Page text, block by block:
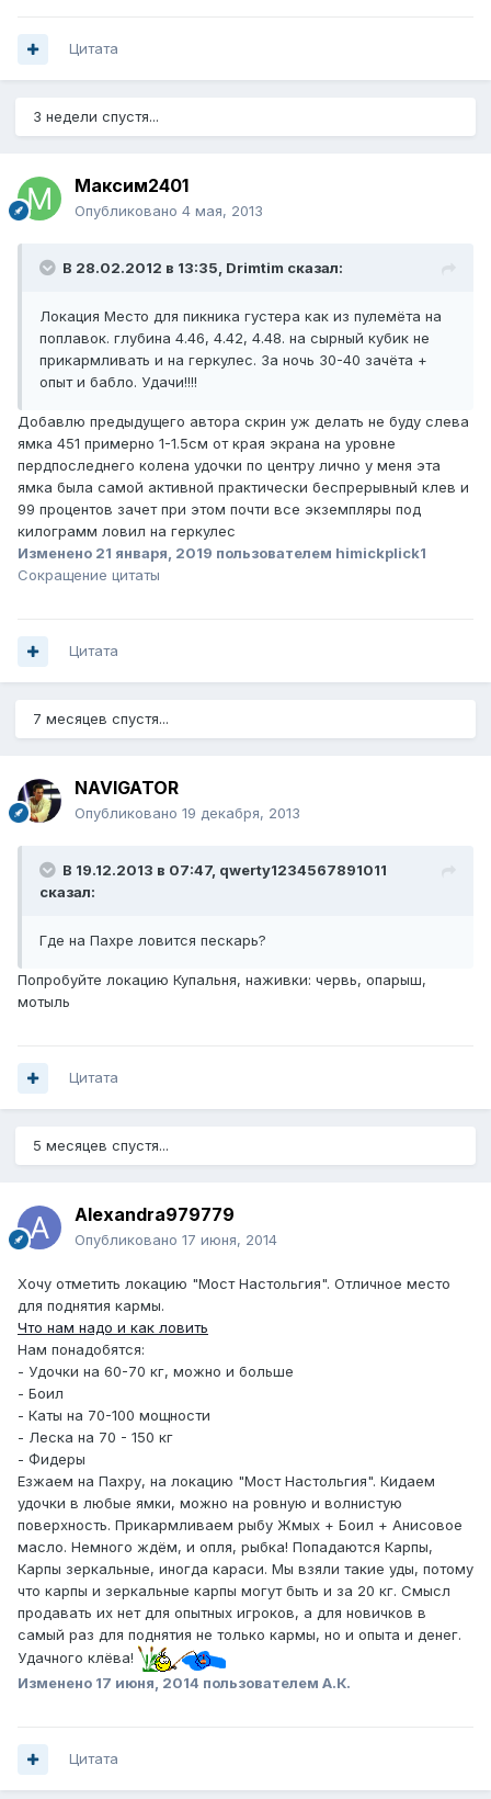
Цитата
3 недели спустя...
Максим2401
Опубликовано 4 мая, 2013
В 28.02.2012 в 13:35, Drimtim сказал:
Локация Место для пикника густера как из пулемёта на
поплавок. глубина 4.46, 4.42, 4.48. на сырный кубик не
прикармливать и на геркулес. За ночь 30-40 зачёта +
опыт и бабло. Удачи!!!!
Добавлю предыдущего автора скрин уж делать не буду слева
ямка 451 примерно 1-1.5см от края экрана на уровне
пердпоследнего колена удочки по центру лично у меня эта
ямка была самой активной практически беспрерывный клев и
99 процентов зачет при этом почти все экземпляры под
килограмм ловил на геркулес
Изменено 21 января, 2019 пользователем himickplick1
Сокращение цитаты
Цитата
7 месяцев спустя...
NAVIGATOR
Опубликовано 19 декабря, 2013
В 19.12.2013 в 07:47, qwerty1234567891011
сказал:
Где на Пахре ловится пескарь?
Попробуйте локацию Купальня, наживки: червь, опарыш,
мотыль
Цитата
5 месяцев спустя...
Alexandra979779
Опубликовано 17 июня, 2014
Хочу отметить локацию "Мост Настольгия". Отличное место
для поднятия кармы.
Что нам надо и как ловить
Нам понадобятся:
- Удочки на 60-70 кг, можно и больше
- Боил
- Каты на 70-100 мощности
- Леска на 70 - 150 кг
- Фидеры
Езжаем на Пахру, на локацию "Мост Настольгия". Кидаем
удочки в любые ямки, можно на ровную и волнистую
поверхность. Прикармливаем рыбу Жмых + Боил + Анисовое
масло. Немного ждём, и опля, рыбка! Попадаются Карпы,
Карпы зеркальные, иногда караси. Мы взяли такие уды, потому
что карпы и зеркальные карпы могут быть и за 20 кг. Смысл
продавать их нет для опытных игроков, а для новичков в
самый раз для поднятия не только кармы, но и опыта и денег.
Удачного клёва!
Изменено 17 июня, 2014 пользователем А.К.
Цитата